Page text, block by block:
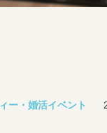
ー・婚活イベント